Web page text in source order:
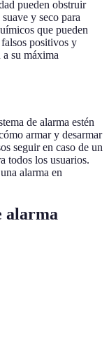
pueden obstruir
y seco para
que pueden
positivos y
su máxima
de alarma estén
armar y desarmar
seguir en caso de un
todos los usuarios.
alarma en
alarma